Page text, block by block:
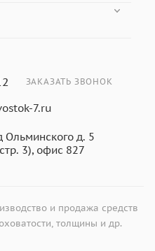
ЗАКАЗАТЬ ЗВОНОК
7.ru
Ольминского д. 5
3), офис 827
и продажа средств
толщины и др.